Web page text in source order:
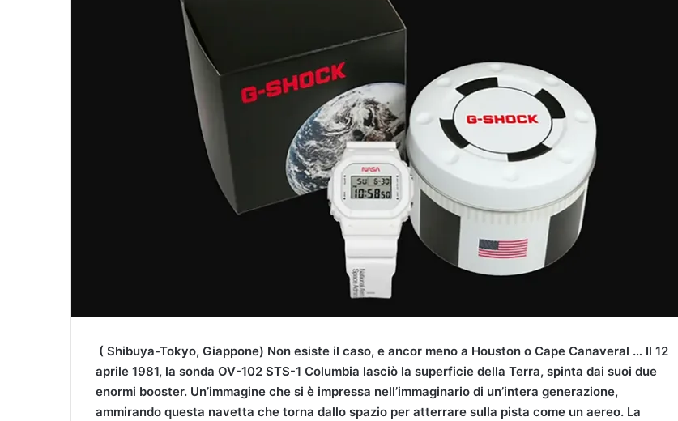
( Shibuya-Tokyo, Giappone) Non esiste il caso, e ancor meno a Houston o Cape Canaveral … Il 12
aprile 1981, la sonda OV-102 STS-1 Columbia lasciò la superficie della Terra, spinta dai suoi due
enormi booster. Un’immagine che si è impressa nell’immaginario di un’intera generazione,
ammirando questa navetta che torna dallo spazio per atterrare sulla pista come un aereo. La